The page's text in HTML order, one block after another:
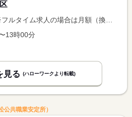
月額（換算額）、パート求人の場合は時間額を表示しています。
13時00分
見る (ハローワークより転載)
共職業安定所）